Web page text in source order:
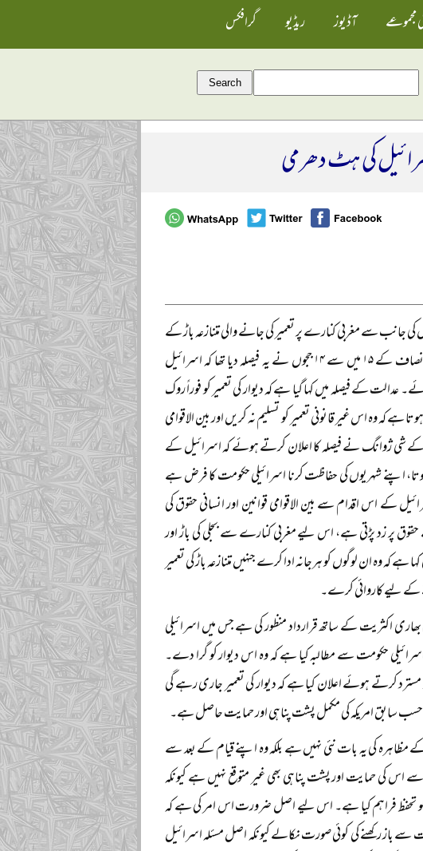
مجموعے آڈیوز ریڈیو گرافکس
کی ہٹ دھرمی
جانب سے مغربی کنارے پر تعمیر کی جانے والی متنازعہ باڑ کے
خلاف بھاری اکثریت سے قرار داد منظور کر لی ہے۔ اس سے قبل عالمی عدالت انصاف کے ۱۵ میں سے ۱۴ ججوں نے یہ فیصلہ دیا تھا کہ اسرائیل
عدالت کے فیصلہ میں کہا گیا ہے کہ دیوار کی تعمیر کو فوراً روک
ہے کہ وہ اس غیر قانونی تعمیر کو تسلیم نہ کریں اور بین الاقوامی
کے شی ژوانگ نے فیصلہ کا اعلان کرتے ہوئے کہ اسرائیل کے
اپنے شہریوں کی حفاظت کرنا اسرائیلی حکومت کا فرض ہے
کے اس اقدام سے بین الاقوامی قوانین اور انسانی حقوق کی
پر زد پڑتی ہے، اس لیے مغربی کنارے سے بجلی کی باڑ اور
کہ وہ ان لوگوں کو ہرجانہ ادا کرے جنہیں متنازعہ باڑ کی تعمیر
کے لیے کاروائی کرے۔
اکثریت کے ساتھ قرارداد منظور کی ہے جس میں اسرائیلی
اسرائیلی حکومت سے مطالبہ کیا ہے کہ وہ اس دیوار کو گرا دے۔
کرتے ہوئے اعلان کیا ہے کہ دیوار کی تعمیر جاری رہے گی
حسب سابق امریکہ کی مکمل پشت پناہی اور حمایت حاصل ہے۔
کی یہ بات نئی نہیں ہے بلکہ وہ اپنے قیام کے بعد سے
کی حمایت اور پشت پناہی بھی غیر متوقع نہیں ہے کیونکہ
کو تحفظ فراہم کیا ہے۔ اس لیے اصل ضرورت اس امر کی ہے کہ
باز رکھنے کی کوئی صورت نکالے کیونکہ اصل مسئلہ اسرائیل